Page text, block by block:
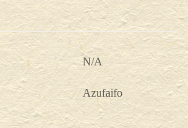
N/A
Azufaifo